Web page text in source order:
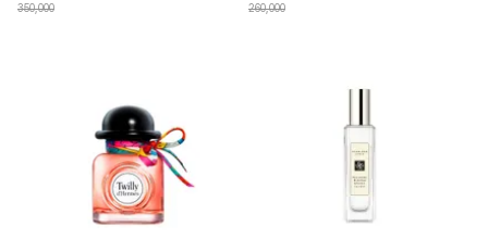
350,000 260,000